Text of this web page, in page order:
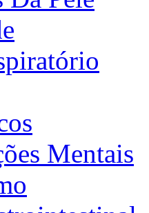
Mentais